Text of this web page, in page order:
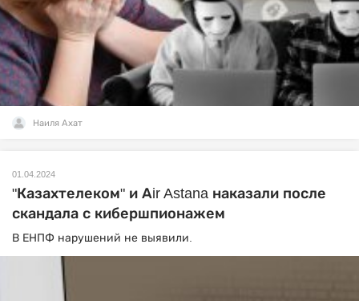
Наиля Ахат
01.04.2024
"Казахтелеком" и Аir Astana наказали после
скандала с кибершпионажем
В ЕНПФ нарушений не выявили.